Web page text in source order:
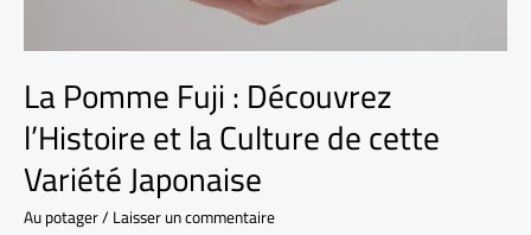
La Pomme Fuji : Découvrez
l’Histoire et la Culture de cette
Variété Japonaise
Au potager/Laisser un commentaire